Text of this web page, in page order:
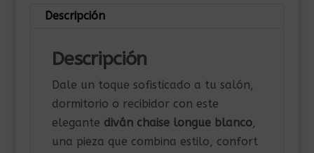
Descripción
Descripción
Dale un toque sofisticado a tu salón,
dormitorio o recibidor con este
elegante diván chaise longue blanco,
una pieza que combina estilo, confort